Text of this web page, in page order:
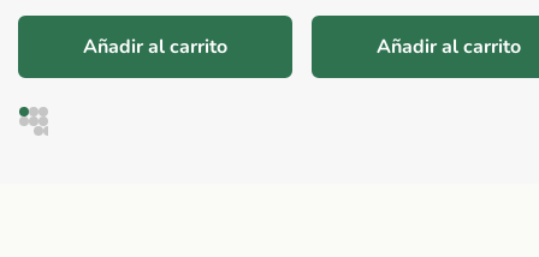
Añadir al carrito Añadir al carrito